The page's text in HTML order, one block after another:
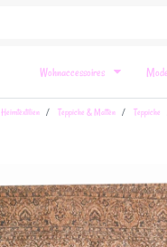
Wohnaccessoires
Heimtextilien Teppiche & Matten Teppiche